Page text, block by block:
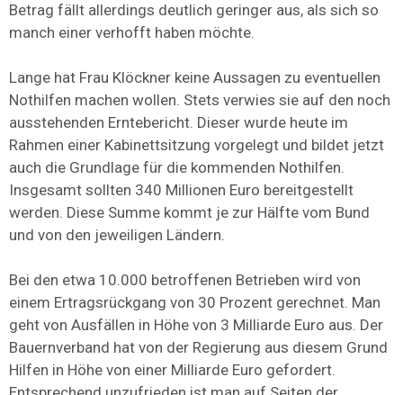
Betrag fällt allerdings deutlich geringer aus, als sich so
manch einer verhofft haben möchte.
Lange hat Frau Klöckner keine Aussagen zu eventuellen
Nothilfen machen wollen. Stets verwies sie auf den noch
ausstehenden Erntebericht. Dieser wurde heute im
Rahmen einer Kabinettsitzung vorgelegt und bildet jetzt
auch die Grundlage für die kommenden Nothilfen.
Insgesamt sollten 340 Millionen Euro bereitgestellt
werden. Diese Summe kommt je zur Hälfte vom Bund
und von den jeweiligen Ländern.
Bei den etwa 10.000 betroffenen Betrieben wird von
einem Ertragsrückgang von 30 Prozent gerechnet. Man
geht von Ausfällen in Höhe von 3 Milliarde Euro aus. Der
Bauernverband hat von der Regierung aus diesem Grund
Hilfen in Höhe von einer Milliarde Euro gefordert.